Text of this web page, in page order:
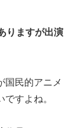
りますが出演
国民的アニメ
すよね。